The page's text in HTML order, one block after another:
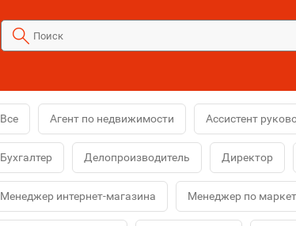
Все Агент по недвижимости Ассистент
Бухгалтер Делопроизводитель Директор
Менеджер интернет-магазина Менеджер по